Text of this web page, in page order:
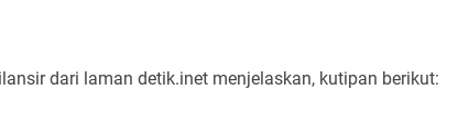
dari laman detik.inet menjelaskan, kutipan berikut: